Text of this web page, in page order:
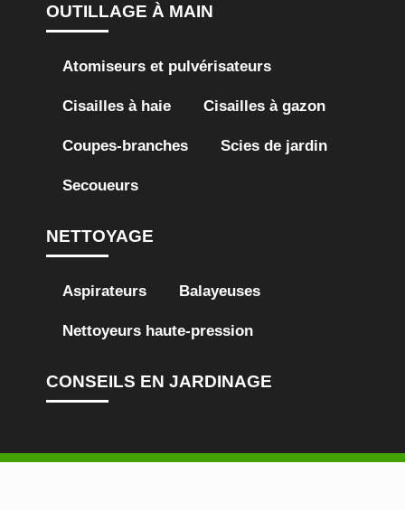
OUTILLAGE À MAIN
Atomiseurs et pulvérisateurs
Cisailles à haie Cisailles à gazon
Coupes-branches Scies de jardin
Secoueurs
NETTOYAGE
Aspirateurs Balayeuses
Nettoyeurs haute-pression
CONSEILS EN JARDINAGE